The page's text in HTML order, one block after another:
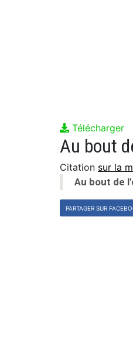
Télécharger
Au bout
Citation sur la
Au bout de
PARTAGER SUR